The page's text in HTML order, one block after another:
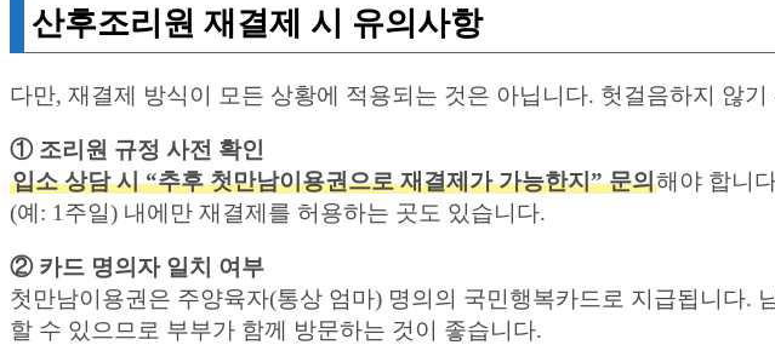
산후조리원 재결제 시 유의사항
다만, 재결제 방식이 모든 상황에 적용되는 것은 아닙니다. 헛걸음하지 않
① 조리원 규정 사전 확인
입소 상담 시 “추후 첫만남이용권으로 재결제가 가능한지” 문의해야 합니
(예: 1주일) 내에만 재결제를 허용하는 곳도 있습니다.
② 카드 명의자 일치 여부
첫만남이용권은 주양육자(통상 엄마) 명의의 국민행복카드로 지급됩니다.
할 수 있으므로 부부가 함께 방문하는 것이 좋습니다.